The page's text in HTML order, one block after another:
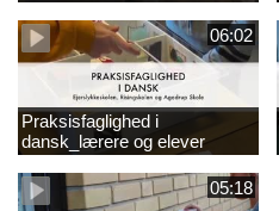
06:02
Praksisfaglighed i
dansk_lærere og elever
05:18